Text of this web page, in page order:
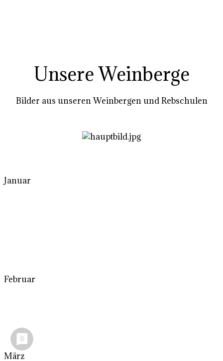
Unsere Weinberge
Bilder aus unseren Weinbergen und Rebschulen
Januar
Februar
März